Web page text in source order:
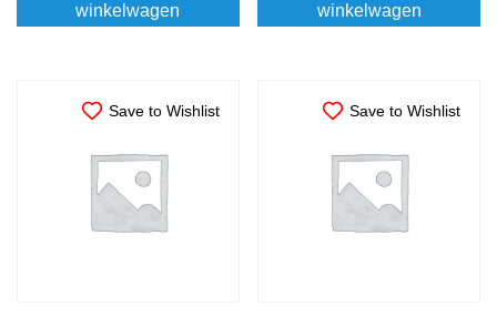
winkelwagen
winkelwagen
Save to Wishlist Save to Wishlist